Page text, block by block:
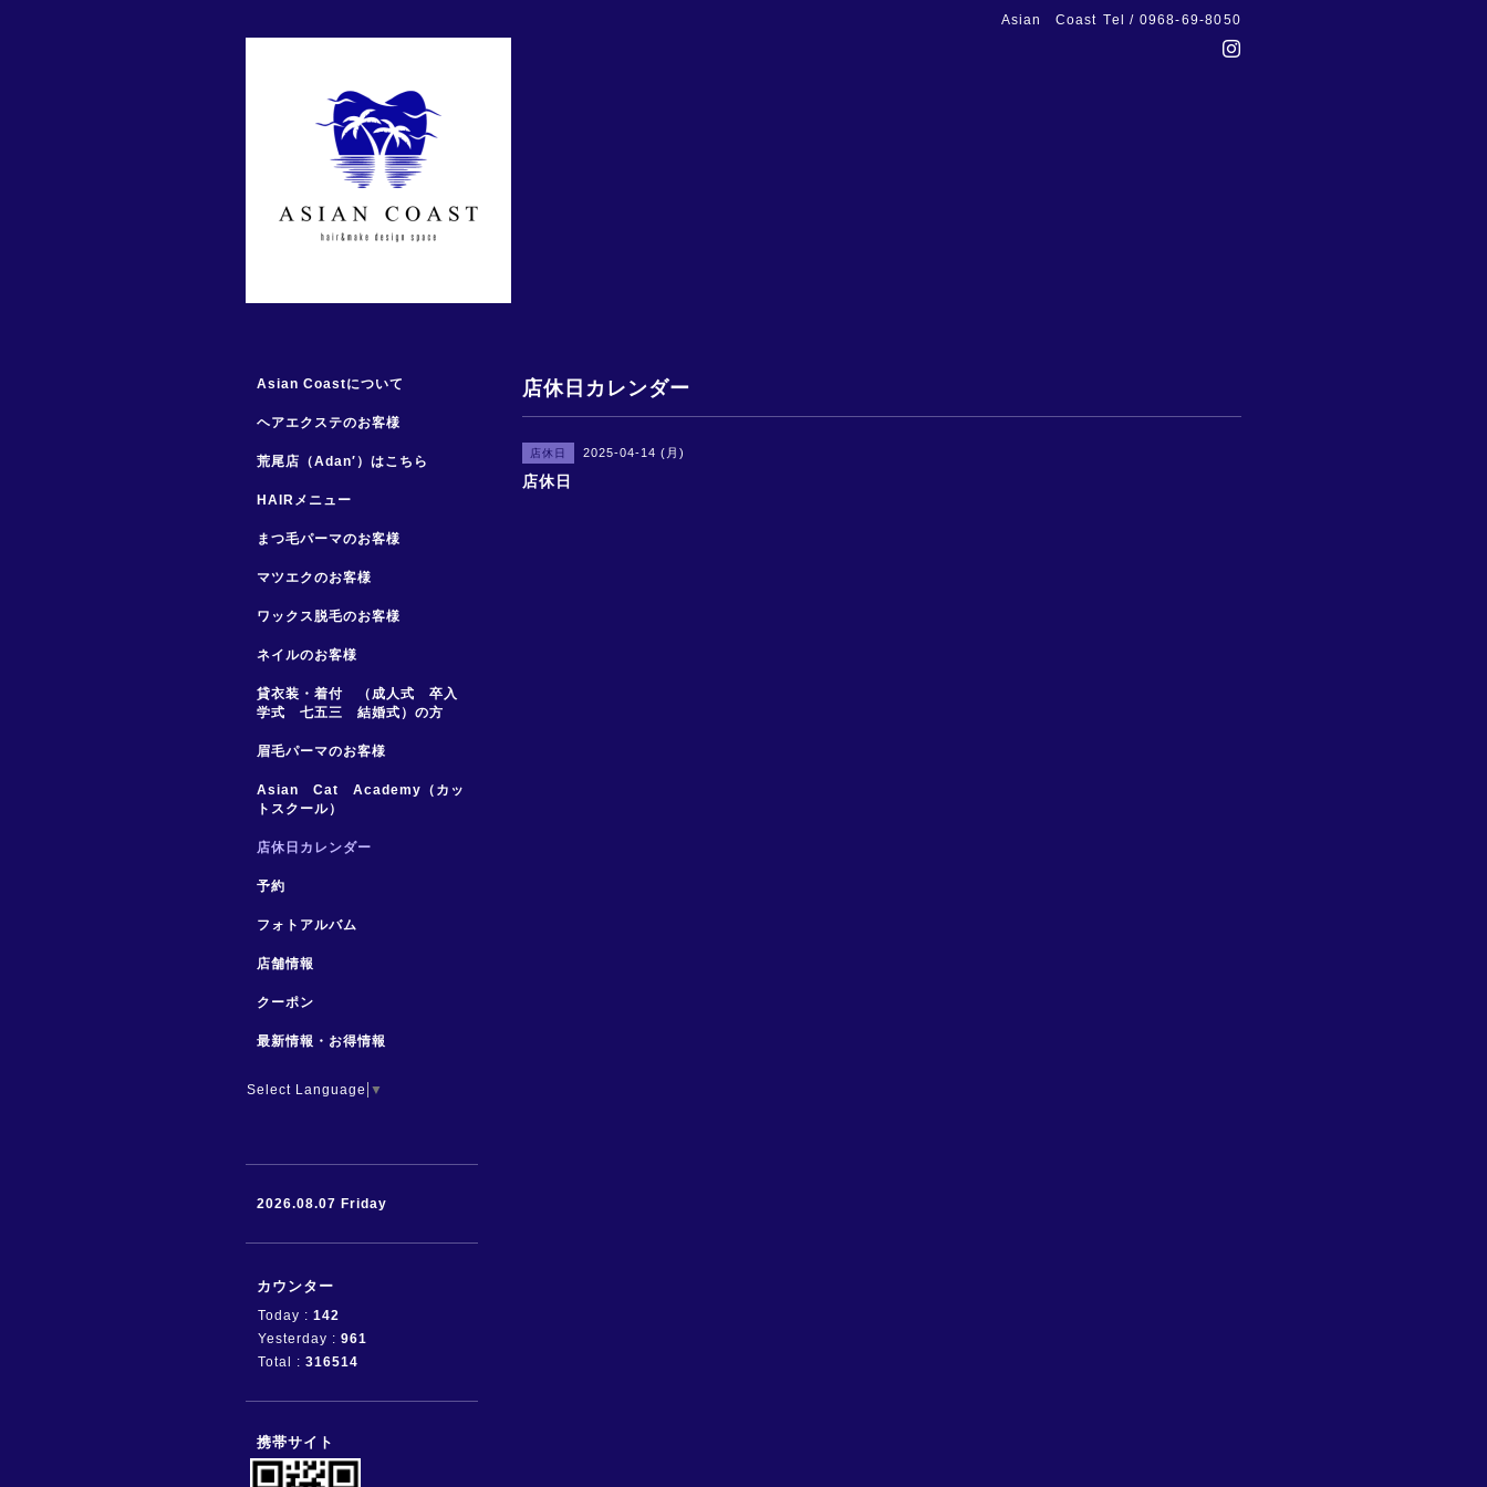
Asian Coast Tel / 0968-69-8050
店休日カレンダー
店休日 2025-04-14 (月)
店休日
Asian Coastについて
ヘアエクステのお客様
荒尾店（Adan′）はこちら
HAIRメニュー
まつ毛パーマのお客様
マツエクのお客様
ワックス脱毛のお客様
ネイルのお客様
貸衣装・着付 （成人式 卒入
学式 七五三 結婚式）の方
眉毛パーマのお客様
Asian Cat Academy（カッ
トスクール）
店休日カレンダー
予約
フォトアルバム
店舗情報
クーポン
最新情報・お得情報
Select Language ▼
2026.08.07 Friday
カウンター
Today : 142
Yesterday : 961
Total : 316514
携帯サイト